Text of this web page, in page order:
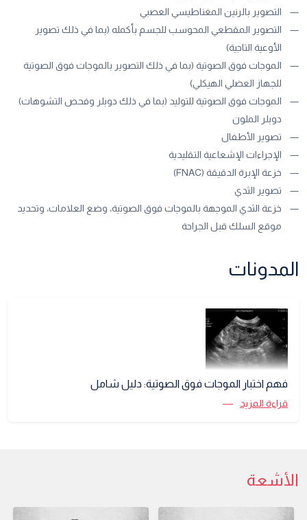
التصوير بالرنين المغناطيسي العصبي
التصوير المقطعي المحوسب للجسم بأكمله (بما في ذلك تصوير
الأوعية التاجية)
الموجات فوق الصوتية (بما في ذلك التصوير بالموجات فوق الصوتية
للجهاز العضلي الهيكلي)
الموجات فوق الصوتية للتوليد (بما في ذلك دوبلر وفحص التشوهات)
دوبلر الملون
تصوير الأطفال
الإجراءات الإشعاعية التقليدية
خزعة الإبرة الدقيقة (FNAC)
تصوير الثدي
خزعة الثدي الموجهة بالموجات فوق الصوتية، وضع العلامات، وتحديد
موقع السلك قبل الجراحة
المدونات
فهم اختبار الموجات فوق الصوتية: دليل شامل
قراءة المزيد
الأشعة